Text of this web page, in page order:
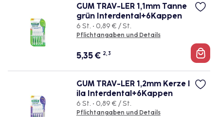
GUM TRAV-LER 1,1mm Tanne
grün Interdental+6Kappen
6 St. • 0,89 € / St.
Pflichtangaben und Details
5,35€ 2, 3
GUM TRAV-LER 1,2mm Kerze l
ila Interdental+6Kappen
6 St. • 0,89 € / St.
Pflichtangaben und Details